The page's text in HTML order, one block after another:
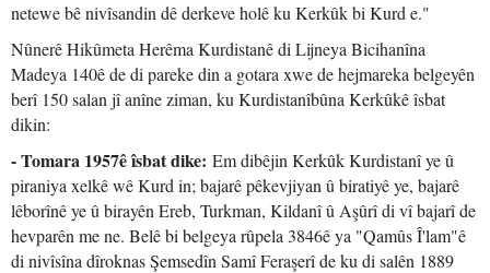
netewe bê nivîsandin dê derkeve holê ku Kerkûk bi Kurd e."
Nûnerê Hikûmeta Herêma Kurdistanê di Lijneya Bicihanîna
Madeya 140ê de di pareke din a gotara xwe de hejmareka belgeyên
berî 150 salan jî anîne ziman, ku Kurdistanîbûna Kerkûkê îsbat
dikin:
- Tomara 1957ê îsbat dike: Em dibêjin Kerkûk Kurdistanî ye û
piraniya xelkê wê Kurd in; bajarê pêkevjiyan û biratiyê ye, bajarê
lêborînê ye û birayên Ereb, Turkman, Kildanî û Aşûrî di vî bajarî de
hevparên me ne. Belê bi belgeya rûpela 3846ê ya "Qamûs Î'lam"ê
di nivîsîna dîroknas Şemsedîn Samî Feraşerî de ku di salên 1889